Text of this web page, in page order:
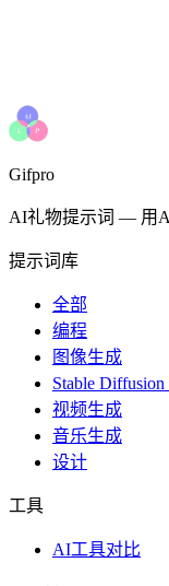
Gifpro
AI礼物提示词 — 用
提示词库
全部
编程
图像生成
Stable
视频生成
音乐生成
设计
工具
AI工具对比